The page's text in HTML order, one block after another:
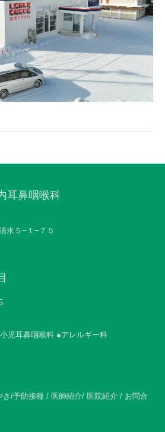
耳鼻咽喉科
水５−１−７５
児耳鼻咽喉科 ●アレルギー科
/予防接種 / 医師紹介/ 医院紹介 / お問合